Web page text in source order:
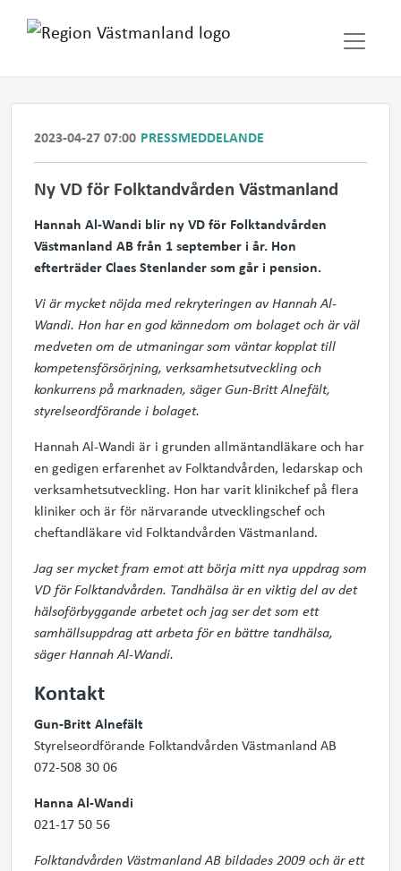
2023-04-27 07:00 PRESSMEDDELANDE
Ny VD för Folktandvården Västmanland
Hannah Al-Wandi blir ny VD för Folktandvården
Västmanland AB från 1 september i år. Hon
efterträder Claes Stenlander som går i pension.
Vi är mycket nöjda med rekryteringen av Hannah Al-
Wandi. Hon har en god kännedom om bolaget och är väl
medveten om de utmaningar som väntar kopplat till
kompetensförsörjning, verksamhetsutveckling och
konkurrens på marknaden, säger Gun-Britt Alnefält,
styrelseordförande i bolaget.
Hannah Al-Wandi är i grunden allmäntandläkare och har
en gedigen erfarenhet av Folktandvården, ledarskap och
verksamhetsutveckling. Hon har varit klinikchef på flera
kliniker och är för närvarande utvecklingschef och
cheftandläkare vid Folktandvården Västmanland.
Jag ser mycket fram emot att börja mitt nya uppdrag som
VD för Folktandvården. Tandhälsa är en viktig del av det
hälsoförbyggande arbetet och jag ser det som ett
samhällsuppdrag att arbeta för en bättre tandhälsa,
säger Hannah Al-Wandi.
Kontakt
Gun-Britt Alnefält
Styrelseordförande Folktandvården Västmanland AB
072-508 30 06
Hanna Al-Wandi
021-17 50 56
Folktandvården Västmanland AB bildades 2009 och är ett